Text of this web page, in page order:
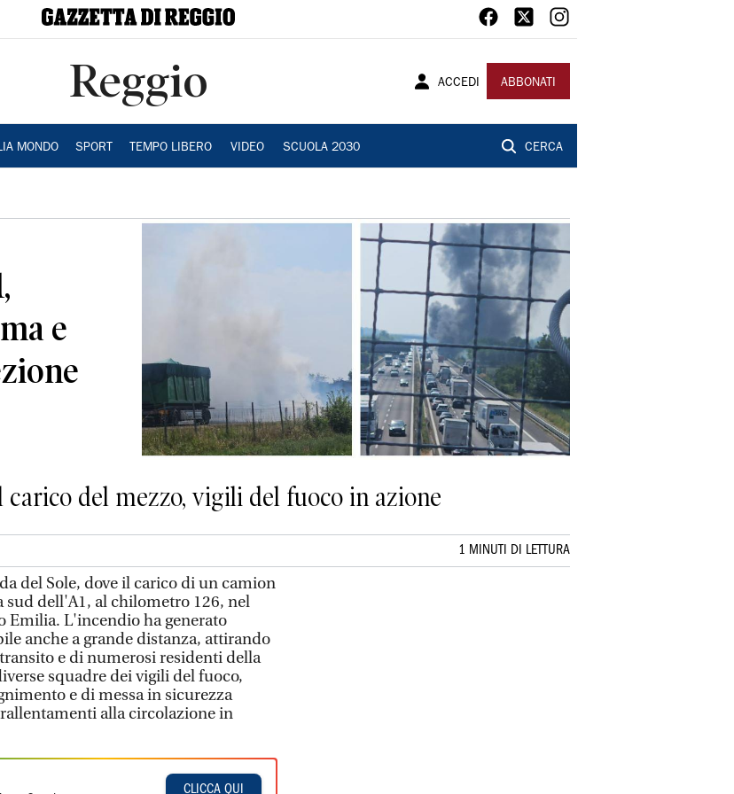
Reggio ACCEDI ABBONATI
MONDO SPORT TEMPO LIBERO VIDEO SCUOLA 2030 CERCA
e
del mezzo, vigili del fuoco in azione
1 MINUTI DI LETTURA
del Sole, dove il carico di un camion
sud dell'A1, al chilometro 126, nel
Emilia. L'incendio ha generato
anche a grande distanza, attirando
e di numerosi residenti della
squadre dei vigili del fuoco,
e di messa in sicurezza
alla circolazione in
CLICCA QUI